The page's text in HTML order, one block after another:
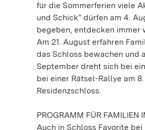
für die Sommerferien viele
und Schick“ dürfen am 4.
begeben, entdecken immer
Am 21. August erfahren
das Schloss bewachen und
September dreht sich bei
bei einer Rätsel-Rallye am
Residenzschloss.
PROGRAMM FÜR FAMILIEN
Auch in Schloss Favorite